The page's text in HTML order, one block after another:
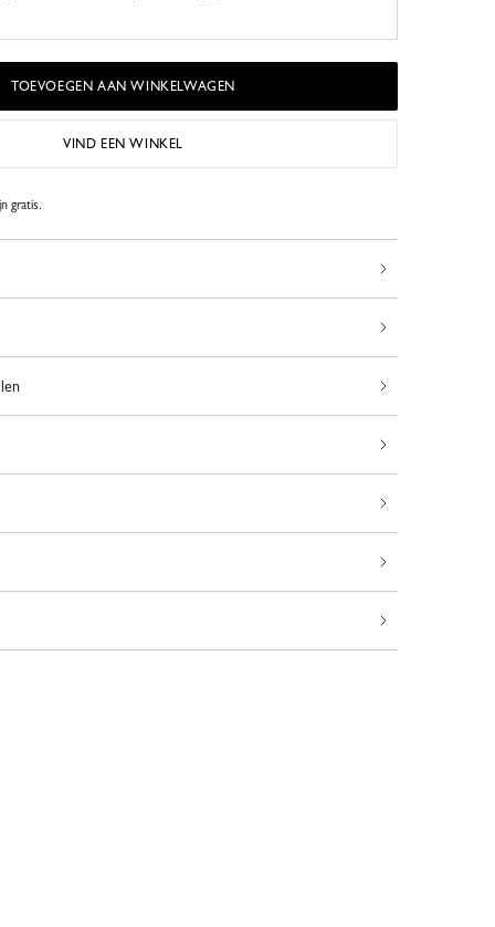
TOEVOEGEN AAN WINKELWAGEN
VIND EEN WINKEL
gratis.